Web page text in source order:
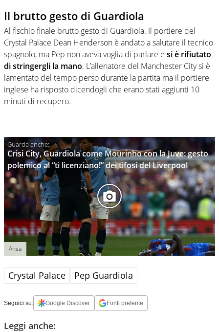
Il brutto gesto di Guardiola
Al fischio finale brutto gesto di Guardiola. Il portiere del
Crystal Palace Dean Henderson è andato a salutare il tecnico
spagnolo, ma Pep non aveva voglia di parlare e si è rifiutato
di stringergli la mano. L’allenatore del Manchester City si è
lamentato del tempo perso durante la partita ma il portiere
inglese ha risposto dicendogli che erano stati aggiunti 10
minuti di recupero.
Crisi City, Guardiola come Mourinho con la Juve: gesto
polemico al “ti licenziano!” dei tifosi del Liverpool
Ansa
Crystal Palace Pep Guardiola
Seguici su: Google Discover Fonti preferite
Leggi anche: